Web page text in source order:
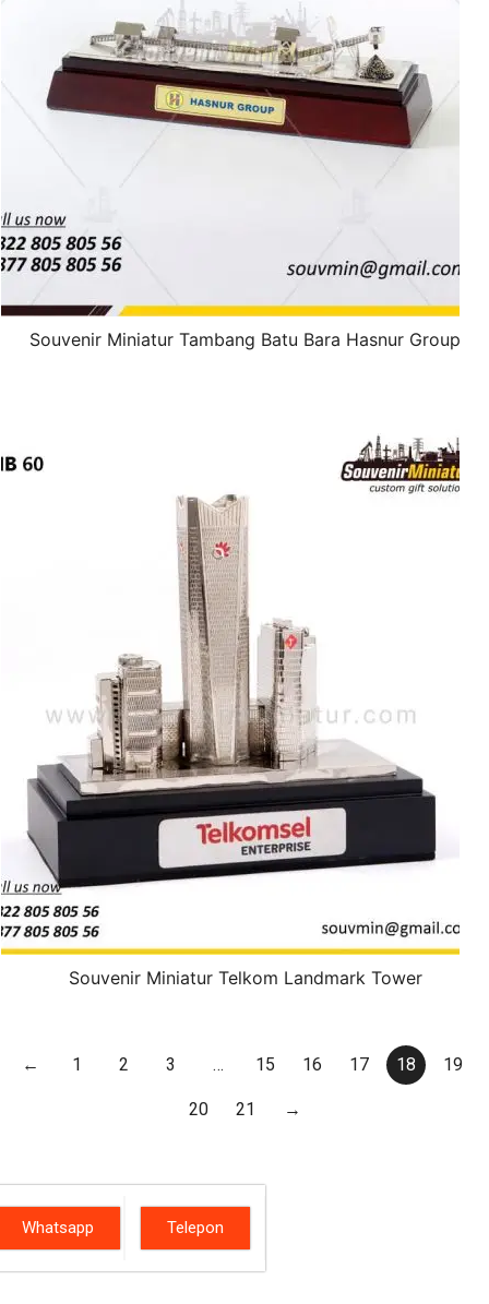
Souvenir Miniatur Tambang Batu Bara Hasnur Group
Souvenir Miniatur Telkom Landmark Tower
← 1 2 3 … 15 16 17 18 19
20 21 →
Whatsapp Telepon